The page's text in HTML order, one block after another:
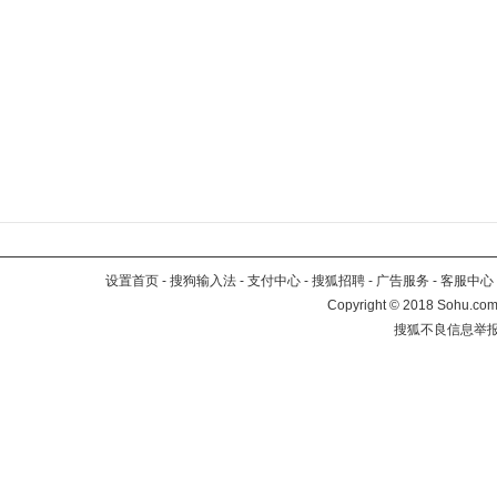
设置首页 - 搜狗输入法 - 支付中心 - 搜狐招聘 - 广告服务 - 客服中心
Copyright©2018
搜狐不良信息举